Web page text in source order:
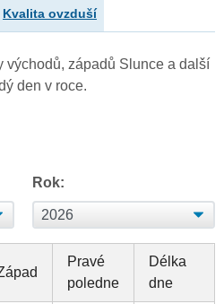
Kvalita ovzduší
východů, západů Slunce a další
den v roce.
Rok:
Pravé
poledne
Délka
dne